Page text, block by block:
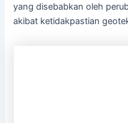
yang disebabkan oleh
akibat ketidakpastian